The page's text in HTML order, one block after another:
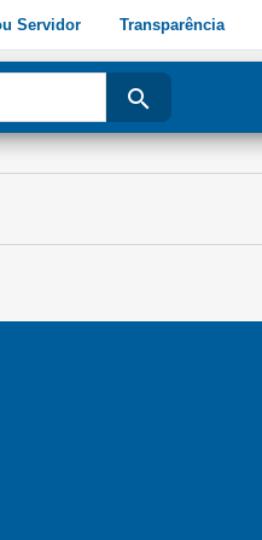
Servidor Transparência
search